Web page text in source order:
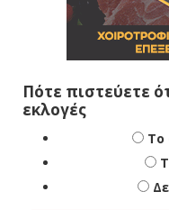
Πότε πιστεύετε
εκλογές